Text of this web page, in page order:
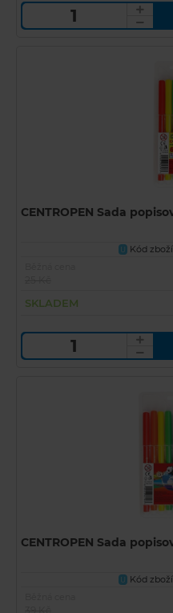
CENTROPEN Sada
U Kód
SKLADEM
CENTROPEN Sada
U Kód